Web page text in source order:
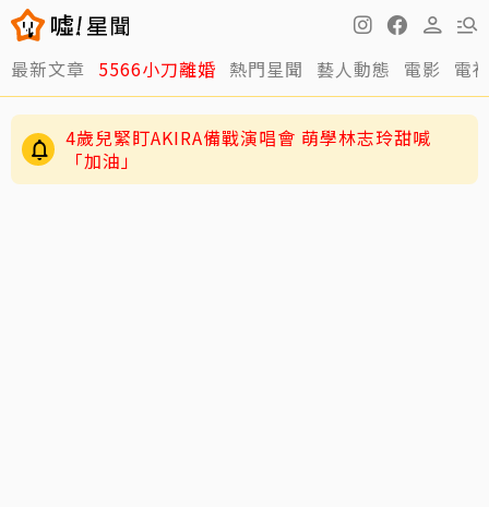
最新文章 5566小刀離婚 熱門星聞 藝人動態 電影 電
29歲男偶像「寵粉」誤觸法遭警約談！公開露面
呼籲遵守法規
4歲兒緊盯AKIRA備戰演唱會 萌學林志玲甜喊
「加油」